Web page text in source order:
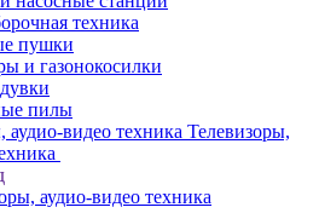
техника
пушки
и газонокосилки
пилы
Телевизоры,
аудио-видео техника